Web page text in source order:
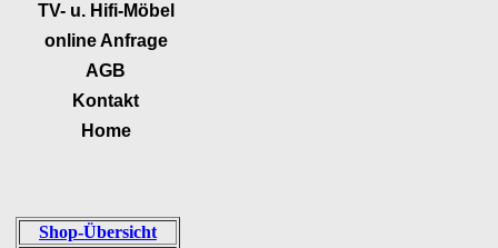
TV- u. Hifi-Möbel
online Anfrage
AGB
Kontakt
Home
Shop-Übersicht